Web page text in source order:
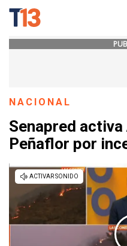
NACIONAL
Senapred
Peñaflor por